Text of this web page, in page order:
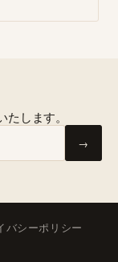
します。
→
バシーポリシー